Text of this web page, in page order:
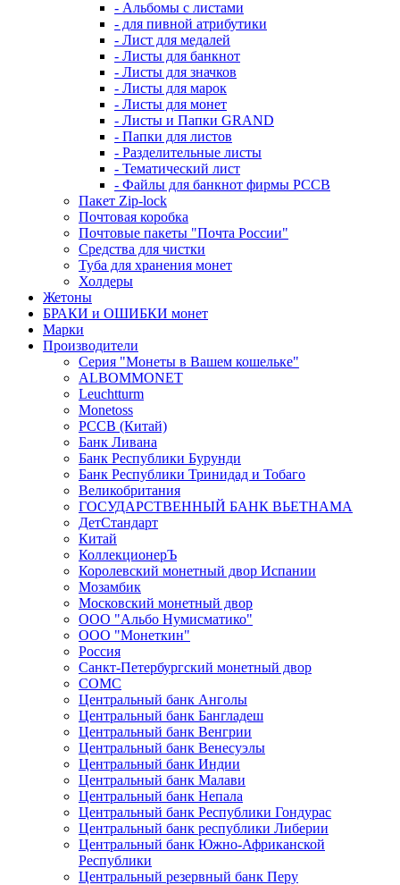
- Альбомы с листами
- для пивной атрибутики
- Лист для медалей
- Листы для банкнот
- Листы для значков
- Листы для марок
- Листы для монет
- Листы и Папки GRAND
- Папки для листов
- Разделительные листы
- Тематический лист
- Файлы для банкнот фирмы PCCB
Пакет Zip-lock
Почтовая коробка
Почтовые пакеты "Почта России"
Средства для чистки
Туба для хранения монет
Холдеры
Жетоны
БРАКИ и ОШИБКИ монет
Марки
Производители
Серия "Монеты в Вашем кошельке"
ALBOMMONET
Leuchtturm
Monetoss
PCCB (Китай)
Банк Ливана
Банк Республики Бурунди
Банк Республики Тринидад и Тобаго
Великобритания
ГОСУДАРСТВЕННЫЙ БАНК ВЬЕТНАМА
ДетСтандарт
Китай
КоллекционерЪ
Королевский монетный двор Испании
Мозамбик
Московский монетный двор
ООО "Альбо Нумисматико"
ООО "Монеткин"
Россия
Санкт-Петербургский монетный двор
СОМС
Центральный банк Анголы
Центральный банк Бангладеш
Центральный банк Венгрии
Центральный банк Венесуэлы
Центральный банк Индии
Центральный банк Малави
Центральный банк Непала
Центральный банк Республики Гондурас
Центральный банк республики Либерии
Центральный банк Южно-Африканской
Республики
Центральный резервный банк Перу